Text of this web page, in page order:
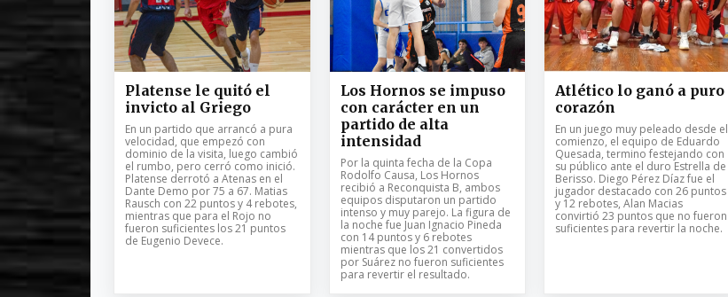
Platense le quitó el
invicto al Griego
En un partido que arrancó a pura
velocidad, que empezó con
dominio de la visita, luego cambió
el rumbo, pero cerró como inició.
Platense derrotó a Atenas en el
Dante Demo por 75 a 67. Matias
Rausch con 22 puntos y 4 rebotes,
mientras que para el Rojo no
fueron suficientes los 21 puntos
de Eugenio Devece.
Los Hornos se impuso
con carácter en un
partido de alta
intensidad
Por la quinta fecha de la Copa
Rodolfo Causa, Los Hornos
recibió a Reconquista B, ambos
equipos disputaron un partido
intenso y muy parejo. La figura de
la noche fue Juan Ignacio Pineda
con 14 puntos y 6 rebotes
mientras que los 21 convertidos
por Suárez no fueron suficientes
para revertir el resultado.
Atlético lo ganó a puro
corazón
En un juego muy peleado desde el
comienzo, el equipo de Eduardo
Quesada, termino festejando con
su público ante el duro Estrella de
Berisso. Diego Pérez Díaz fue el
jugador destacado con 26 puntos
y 12 rebotes, Alan Macias
convirtió 23 puntos que no fueron
suficientes para revertir la noche.